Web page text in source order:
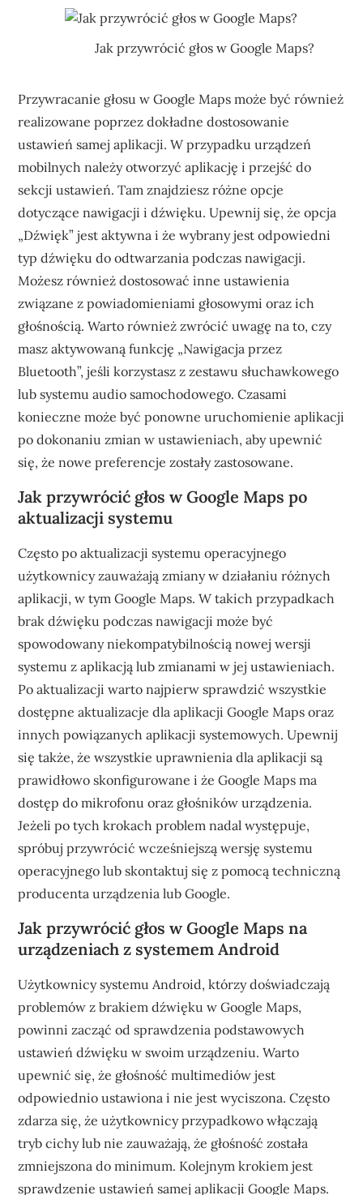
Jak przywrócić głos w Google Maps?
Przywracanie głosu w Google Maps może być również
realizowane poprzez dokładne dostosowanie
ustawień samej aplikacji. W przypadku urządzeń
mobilnych należy otworzyć aplikację i przejść do
sekcji ustawień. Tam znajdziesz różne opcje
dotyczące nawigacji i dźwięku. Upewnij się, że opcja
„Dźwięk” jest aktywna i że wybrany jest odpowiedni
typ dźwięku do odtwarzania podczas nawigacji.
Możesz również dostosować inne ustawienia
związane z powiadomieniami głosowymi oraz ich
głośnością. Warto również zwrócić uwagę na to, czy
masz aktywowaną funkcję „Nawigacja przez
Bluetooth”, jeśli korzystasz z zestawu słuchawkowego
lub systemu audio samochodowego. Czasami
konieczne może być ponowne uruchomienie aplikacji
po dokonaniu zmian w ustawieniach, aby upewnić
się, że nowe preferencje zostały zastosowane.
Jak przywrócić głos w Google Maps po
aktualizacji systemu
Często po aktualizacji systemu operacyjnego
użytkownicy zauważają zmiany w działaniu różnych
aplikacji, w tym Google Maps. W takich przypadkach
brak dźwięku podczas nawigacji może być
spowodowany niekompatybilnością nowej wersji
systemu z aplikacją lub zmianami w jej ustawieniach.
Po aktualizacji warto najpierw sprawdzić wszystkie
dostępne aktualizacje dla aplikacji Google Maps oraz
innych powiązanych aplikacji systemowych. Upewnij
się także, że wszystkie uprawnienia dla aplikacji są
prawidłowo skonfigurowane i że Google Maps ma
dostęp do mikrofonu oraz głośników urządzenia.
Jeżeli po tych krokach problem nadal występuje,
spróbuj przywrócić wcześniejszą wersję systemu
operacyjnego lub skontaktuj się z pomocą techniczną
producenta urządzenia lub Google.
Jak przywrócić głos w Google Maps na
urządzeniach z systemem Android
Użytkownicy systemu Android, którzy doświadczają
problemów z brakiem dźwięku w Google Maps,
powinni zacząć od sprawdzenia podstawowych
ustawień dźwięku w swoim urządzeniu. Warto
upewnić się, że głośność multimediów jest
odpowiednio ustawiona i nie jest wyciszona. Często
zdarza się, że użytkownicy przypadkowo włączają
tryb cichy lub nie zauważają, że głośność została
zmniejszona do minimum. Kolejnym krokiem jest
sprawdzenie ustawień samej aplikacji Google Maps.